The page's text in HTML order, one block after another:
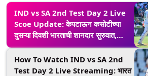
IND vs SA 2nd Test Day 2 Live
Scoe Update: केपटाऊन कसोटीच्या
दुसऱ्या दिवशी भारताची शानदार सुरुवात,
बुमराहला मिळाली चौथी विकेट
How To Watch IND vs SA 2nd
Test Day 2 Live Streaming: भारत